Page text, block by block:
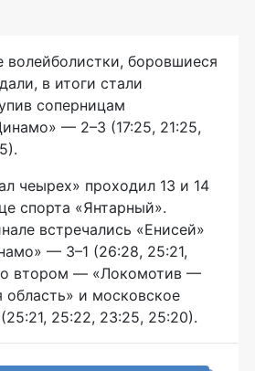
волейболистки, боровшиеся
в итоги стали
соперницам
— 2–3 (17:25, 21:25,
чеырех» проходил 13 и 14
спорта «Янтарный».
встречались «Енисей»
— 3–1 (26:28, 25:21,
втором — «Локомотив —
область» и московское
25:22, 23:25, 25:20).